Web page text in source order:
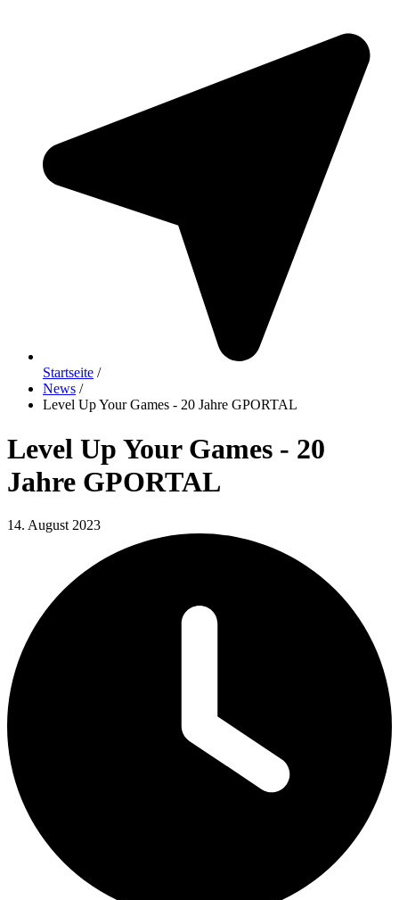
Startseite /
News /
Level Up Your Games - 20 Jahre GPORTAL
Level Up Your Games - 20
Jahre GPORTAL
14. August 2023